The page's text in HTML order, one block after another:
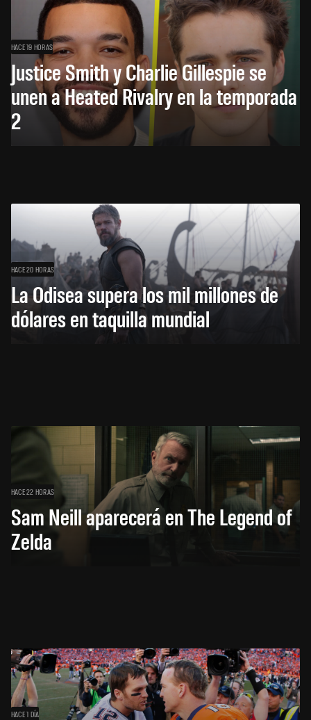
HACE 19 HORAS
Justice Smith y Charlie Gillespie se
unen a Heated Rivalry en la temporada
2
HACE 20 HORAS
La Odisea supera los mil millones de
dólares en taquilla mundial
HACE 22 HORAS
Sam Neill aparecerá en The Legend of
Zelda
HACE 1 DÍA